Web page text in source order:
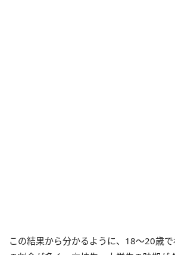
この結果から分かるように、18～20歳